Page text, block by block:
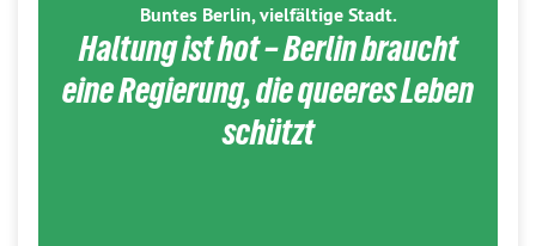
Buntes Berlin, vielfältige Stadt.
Haltung ist hot – Berlin braucht
eine Regierung, die queeres Leben
schützt